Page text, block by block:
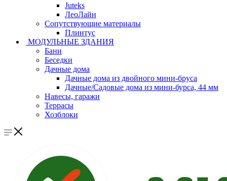
Juteks
ЛеоЛайн
Сопутствующие материалы
Плинтус
МОДУЛЬНЫЕ ЗДАНИЯ
Бани
Беседки
Дачные дома
Дачные дома из двойного мини-бруса
Дачные/Садовые дома из мини-бурса, 44 мм
Навесы, гаражи
Террасы
Хозблоки